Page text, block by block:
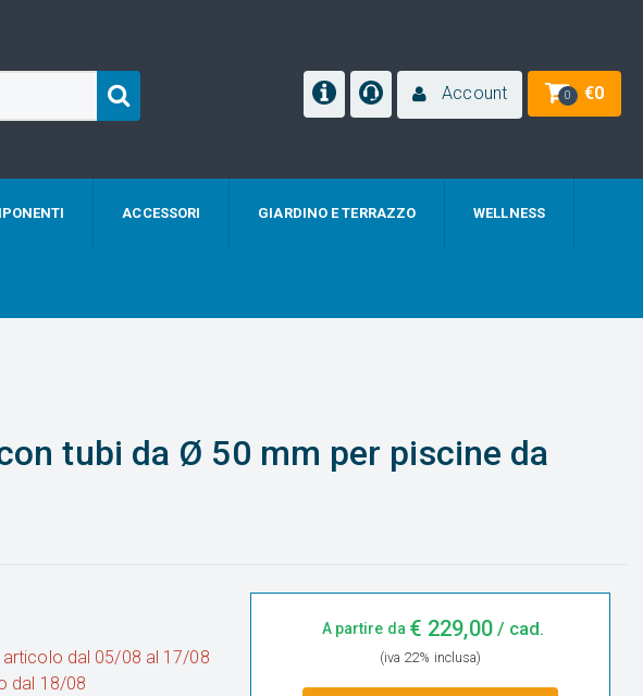
Account 0 €0
ACCESSORI GIARDINO E TERRAZZO WELLNESS
tubi da Ø 50 mm per piscine da
dal 05/08 al 17/08
dal 18/08
A partire da € 229,00/ cad.
(iva 22% inclusa)